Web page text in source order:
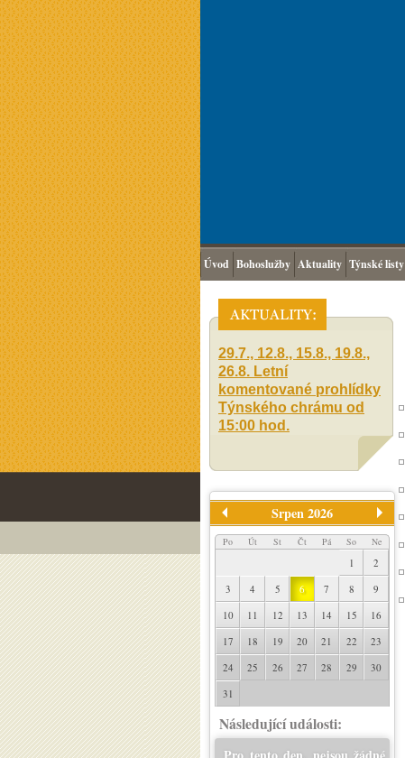
Úvod Bohoslužby Aktuality Týnské listy
29.7., 12.8., 15.8., 19.8.,
26.8. Letní
komentované prohlídky
Týnského chrámu od
15:00 hod.
Srpen 2026
Po Út St Čt Pá So Ne
1
2
3
4 5 6 7 8
9
10
11 12 13 14 15
16
17
18 19 20 21 22
23
24
25 26 27 28 29
30
31
Následující události: